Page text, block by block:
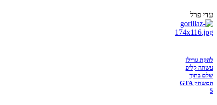
עדי פרל
להקת גורילז
עשתה קליפ
שלם בתוך
המשחק GTA
5